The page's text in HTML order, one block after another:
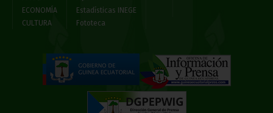
ECONOMÍA
CULTURA
Estadísticas INEGE
Fototeca